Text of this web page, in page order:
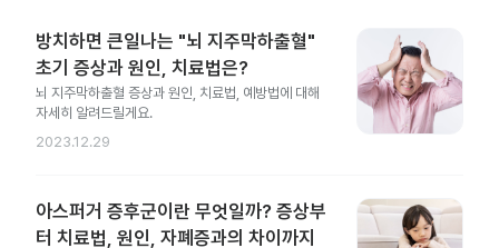
방치하면 큰일나는 "뇌 지주막하출혈"
초기 증상과 원인, 치료법은?
뇌 지주막하출혈 증상과 원인, 치료법, 예방법에 대해
자세히 알려드릴게요.
2023.12.29
아스퍼거 증후군이란 무엇일까? 증상부
터 치료법, 원인, 자폐증과의 차이까지